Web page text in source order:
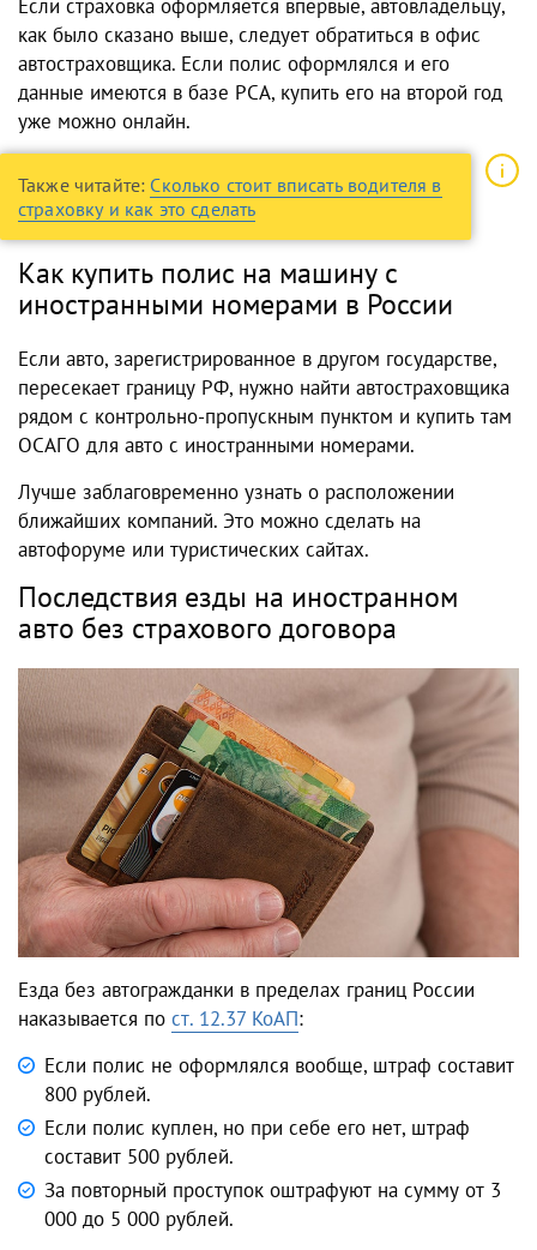
Если страховка оформляется впервые, автовладельцу,
как было сказано выше, следует обратиться в офис
автостраховщика. Если полис оформлялся и его
данные имеются в базе РСА, купить его на второй год
уже можно онлайн.
Также читайте: Сколько стоит вписать водителя в
страховку и как это сделать
Как купить полис на машину с
иностранными номерами в России
Если авто, зарегистрированное в другом государстве,
пересекает границу РФ, нужно найти автостраховщика
рядом с контрольно-пропускным пунктом и купить там
ОСАГО для авто с иностранными номерами.
Лучше заблаговременно узнать о расположении
ближайших компаний. Это можно сделать на
автофоруме или туристических сайтах.
Последствия езды на иностранном
авто без страхового договора
Езда без автогражданки в пределах границ России
наказывается по ст. 12.37 КоАП:
Если полис не оформлялся вообще, штраф составит
800 рублей.
Если полис куплен, но при себе его нет, штраф
составит 500 рублей.
За повторный проступок оштрафуют на сумму от 3
000 до 5 000 рублей.